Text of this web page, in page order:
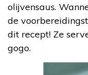
olijvensaus.
de
dit recept! Ze
gogo.